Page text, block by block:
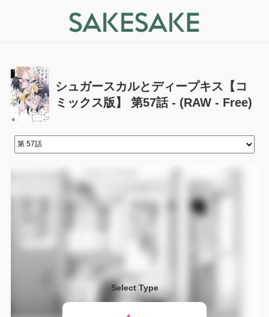
シュガースカルとディープキス【コ
ミックス版】 第57話 - (RAW - Free)
Select Type